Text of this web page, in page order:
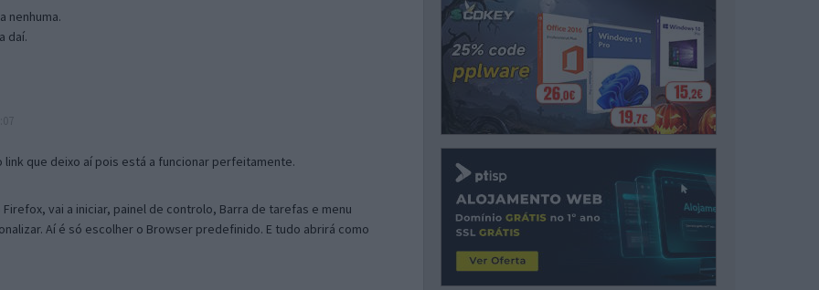
nenhuma.
daí.
que deixo aí pois está a funcionar perfeitamente.
vai a iniciar, painel de controlo, Barra de tarefas e menu
Aí é só escolher o Browser predefinido. E tudo abrirá como